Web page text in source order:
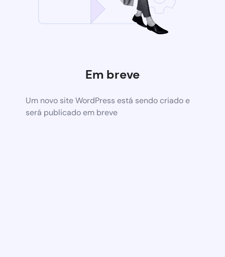
Em breve
Um novo site WordPress está sendo criado e
será publicado em breve